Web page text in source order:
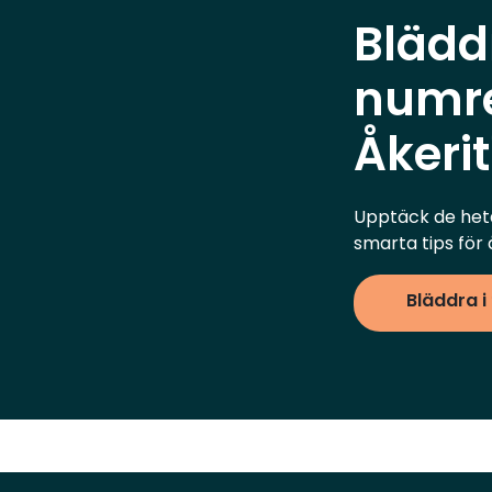
och att de byggs i serier sänker kostnaderna
för förseningar och fördyringar avsevärt. Vår
bedömning är att byggnation av traditionella
storskaliga reaktorer hade kommit med
orimligt höga risker på den här sajten (Ringhals,
red. anm.). Men det är också viktigt att säga
det är deras erbjudande som leder till den
fördjupa samarbetet med dessa två
leverantörer så att de kan specificera sina
Upptäck de
smarta tips för
Bläddra